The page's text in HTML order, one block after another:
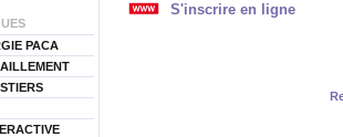
PACA
S'inscrire en ligne